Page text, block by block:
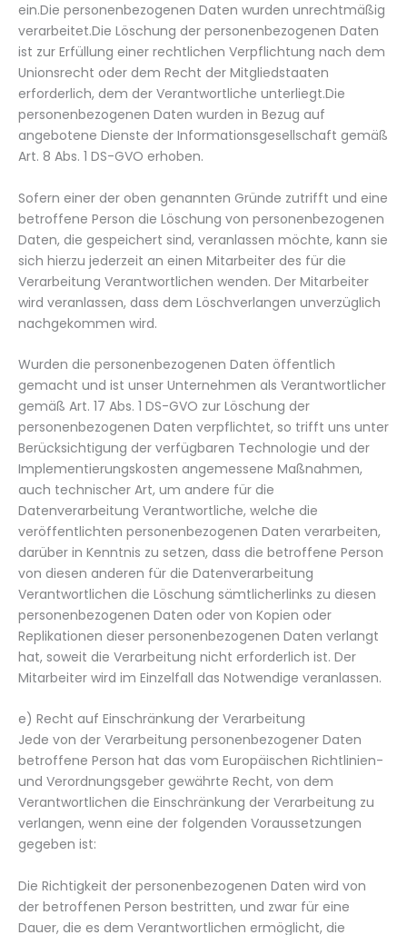
ein.Die personenbezogenen Daten wurden unrechtmäßig
verarbeitet.Die Löschung der personenbezogenen Daten
ist zur Erfüllung einer rechtlichen Verpflichtung nach dem
Unionsrecht oder dem Recht der Mitgliedstaaten
erforderlich, dem der Verantwortliche unterliegt.Die
personenbezogenen Daten wurden in Bezug auf
angebotene Dienste der Informationsgesellschaft gemäß
Art. 8 Abs. 1 DS-GVO erhoben.
Sofern einer der oben genannten Gründe zutrifft und eine
betroffene Person die Löschung von personenbezogenen
Daten, die gespeichert sind, veranlassen möchte, kann sie
sich hierzu jederzeit an einen Mitarbeiter des für die
Verarbeitung Verantwortlichen wenden. Der Mitarbeiter
wird veranlassen, dass dem Löschverlangen unverzüglich
nachgekommen wird.
Wurden die personenbezogenen Daten öffentlich
gemacht und ist unser Unternehmen als Verantwortlicher
gemäß Art. 17 Abs. 1 DS-GVO zur Löschung der
personenbezogenen Daten verpflichtet, so trifft uns unter
Berücksichtigung der verfügbaren Technologie und der
Implementierungskosten angemessene Maßnahmen,
auch technischer Art, um andere für die
Datenverarbeitung Verantwortliche, welche die
veröffentlichten personenbezogenen Daten verarbeiten,
darüber in Kenntnis zu setzen, dass die betroffene Person
von diesen anderen für die Datenverarbeitung
Verantwortlichen die Löschung sämtlicherlinks zu diesen
personenbezogenen Daten oder von Kopien oder
Replikationen dieser personenbezogenen Daten verlangt
hat, soweit die Verarbeitung nicht erforderlich ist. Der
Mitarbeiter wird im Einzelfall das Notwendige veranlassen.
e) Recht auf Einschränkung der Verarbeitung
Jede von der Verarbeitung personenbezogener Daten
betroffene Person hat das vom Europäischen Richtlinien-
und Verordnungsgeber gewährte Recht, von dem
Verantwortlichen die Einschränkung der Verarbeitung zu
verlangen, wenn eine der folgenden Voraussetzungen
gegeben ist:
Die Richtigkeit der personenbezogenen Daten wird von
der betroffenen Person bestritten, und zwar für eine
Dauer, die es dem Verantwortlichen ermöglicht, die